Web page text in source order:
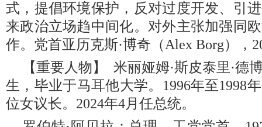
式，提倡环境保护，反对过度开发、引
来政治立场趋中间化。对外主张加强同
作。党首亚历克斯·博奇（Alex Borg），
【重要人物】 米丽娅姆·斯皮泰里·德
生，毕业于马耳他大学。1996年至1998
位女议长。2024年4月任总统。